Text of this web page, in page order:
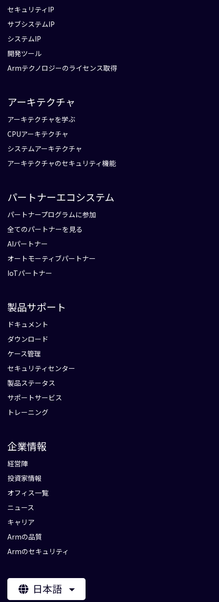
セキュリティIP
サブシステムIP
システムIP
開発ツール
Armテクノロジーのライセンス取得
アーキテクチャ
アーキテクチャを学ぶ
CPUアーキテクチャ
システムアーキテクチャ
アーキテクチャのセキュリティ機能
パートナーエコシステム
パートナープログラムに参加
全てのパートナーを見る
AIパートナー
オートモーティブパートナー
IoTパートナー
製品サポート
ドキュメント
ダウンロード
ケース管理
セキュリティセンター
製品ステータス
サポートサービス
トレーニング
企業情報
経営陣
投資家情報
オフィス一覧
ニュース
キャリア
Armの品質
Armのセキュリティ
日本語